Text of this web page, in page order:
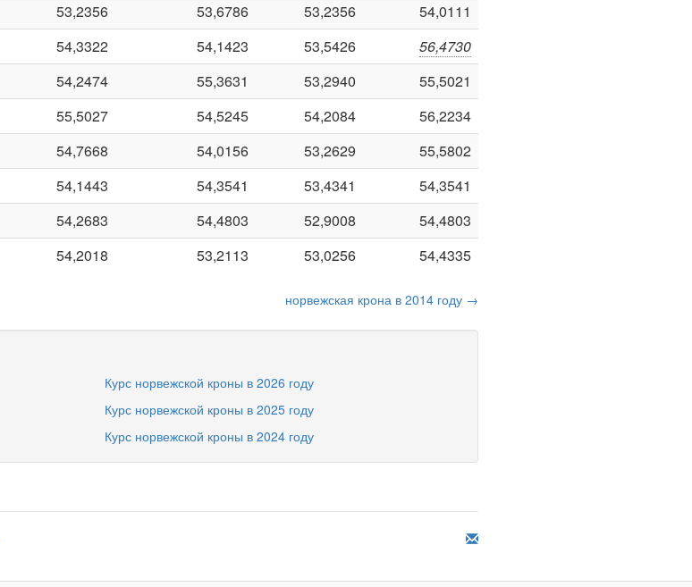
53,2356 53,6786 53,2356
54,0111
54,3322 54,1423 53,5426
56,4730
54,2474 55,3631 53,2940
55,5021
55,5027 54,5245 54,2084
56,2234
54,7668 54,0156 53,2629
55,5802
54,1443 54,3541 53,4341
54,3541
54,2683 54,4803 52,9008
54,4803
54,2018 53,2113 53,0256 54,4335
норвежская крона в 2014 году →
Курс норвежской кроны в 2026 году
Курс норвежской кроны в 2025 году
Курс норвежской кроны в 2024 году